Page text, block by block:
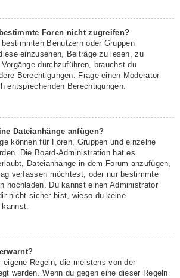
Foren nicht zugreifen?
Benutzern oder Gruppen
einzusehen, Beiträge zu lesen, zu
durchzuführen, brauchst du
Berechtigungen. Frage einen Moderator
entsprechenden Berechtigungen.
Dateianhänge anfügen?
können für Foren, Gruppen und einzelne
Die Board-Administration hat es
Dateianhänge in dem Forum anzufügen,
verfassen möchtest, oder nur bestimmte
hochladen. Du kannst einen Administrator
nicht sicher bist, wieso du keine
kannst.
eigene Regeln, die meistens von der
werden. Wenn du gegen eine dieser Regeln